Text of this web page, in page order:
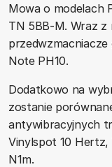
Mowa o modelach
TN 5BB-M. Wraz z
Note PH10.
Dodatkowo na
zostanie
antywibracyjnych
Vinylspot 10 Hertz,
N1m.